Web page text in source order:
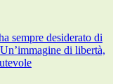
sempre desiderato di
di libertà,